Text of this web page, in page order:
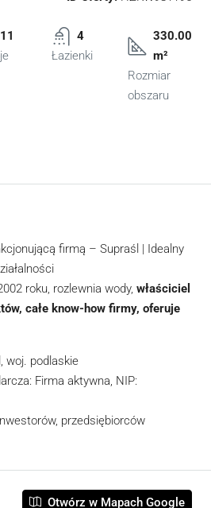
11
4
Łazienki
330.00
m²
Rozmiar
obszaru
firmą – Supraśl | Idealny
roku, rozlewnia wody, właściciel
całe know-how firmy, oferuje
woj. podlaskie
Firma aktywna, NIP:
przedsiębiorców
Otwórz w Mapach Google